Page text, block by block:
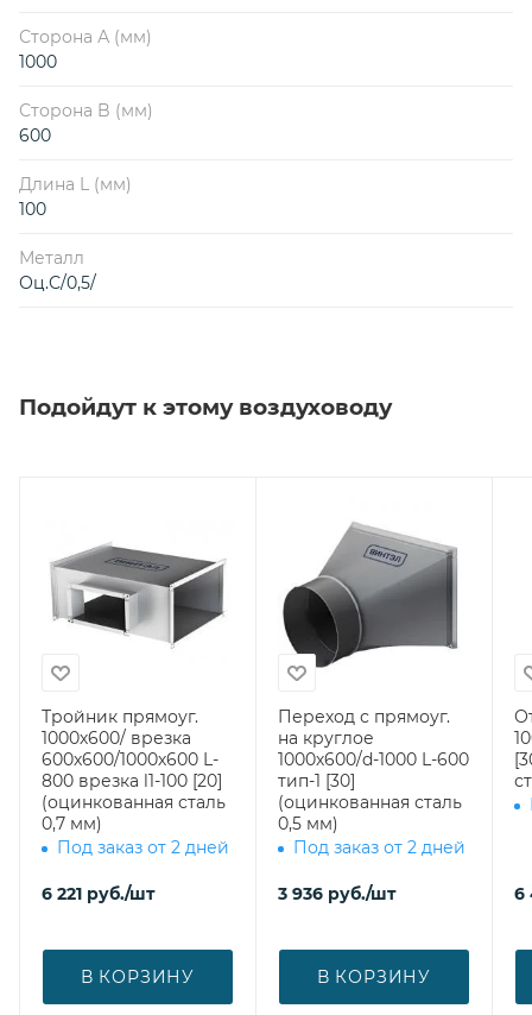
Сторона А (мм)
1000
Сторона B (мм)
600
Длина L (мм)
100
Металл
Оц.С/0,5/
Подойдут к этому воздуховоду
Тройник прямоуг.
1000х600/ врезка
600х600/1000х600 L-
800 врезка l1-100 [20]
(оцинкованная сталь
0,7 мм)
Под заказ от 2 дней
6 221 руб./шт
В КОРЗИНУ
Переход с прямоуг.
на круглое
1000х600/d-1000 L-600
тип-1 [30]
(оцинкованная сталь
0,5 мм)
Под заказ от 2 дней
3 936 руб./шт
В КОРЗИНУ
6